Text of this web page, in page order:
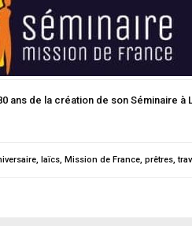
ans de la création de son Séminaire
, laïcs, Mission de France, prêtres,